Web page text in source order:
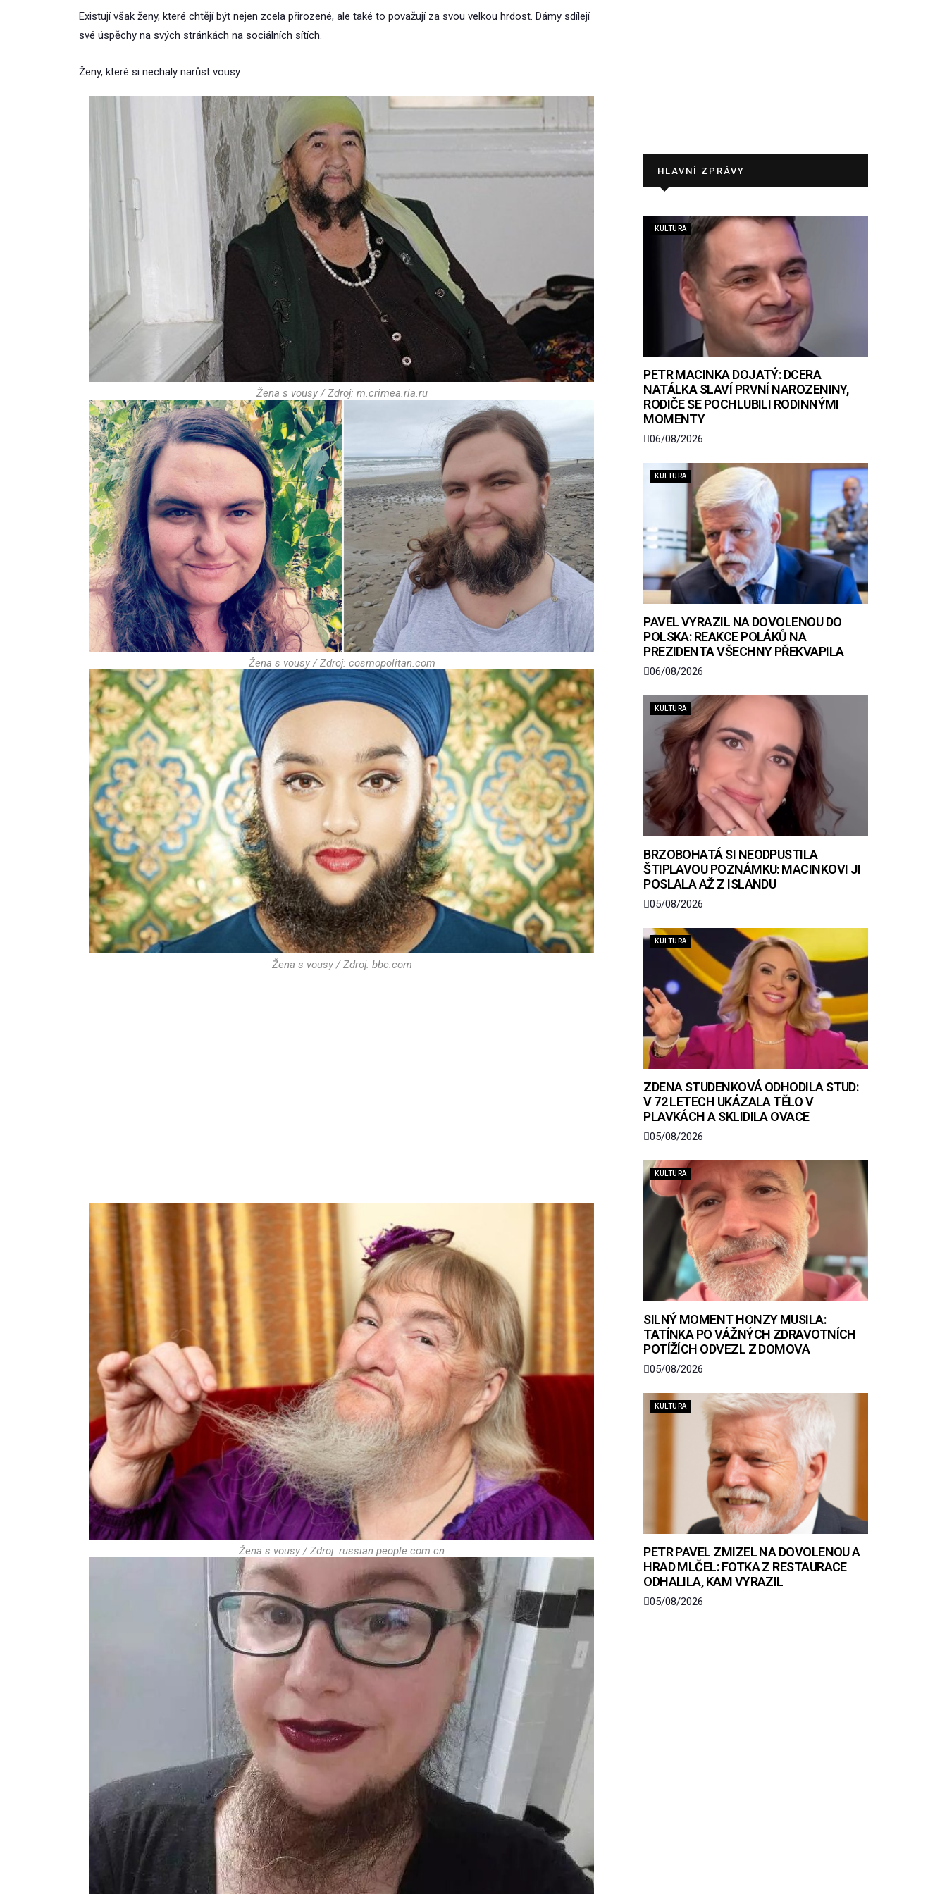
Existují však ženy, které chtějí být nejen zcela přirozené, ale také to považují za svou velkou hrdost. Dámy sdílejí
své úspěchy na svých stránkách na sociálních sítích.
Ženy, které si nechaly narůst vousy
Žena s vousy / Zdroj: m.crimea.ria.ru
Žena s vousy / Zdroj: cosmopolitan.com
Žena s vousy / Zdroj: bbc.com
Žena s vousy / Zdroj: russian.people.com.cn
HLAVNÍ ZPRÁVY
KULTURA
PETR MACINKA DOJATÝ: DCERA
NATÁLKA SLAVÍ PRVNÍ NAROZENINY,
RODIČE SE POCHLUBILI RODINNÝMI
MOMENTY
06/08/2026
KULTURA
PAVEL VYRAZIL NA DOVOLENOU DO
POLSKA: REAKCE POLÁKŮ NA
PREZIDENTA VŠECHNY PŘEKVAPILA
06/08/2026
KULTURA
BRZOBOHATÁ SI NEODPUSTILA
ŠTIPLAVOU POZNÁMKU: MACINKOVI JI
POSLALA AŽ Z ISLANDU
05/08/2026
KULTURA
ZDENA STUDENKOVÁ ODHODILA STUD:
V 72 LETECH UKÁZALA TĚLO V
PLAVKÁCH A SKLIDILA OVACE
05/08/2026
KULTURA
SILNÝ MOMENT HONZY MUSILA:
TATÍNKA PO VÁŽNÝCH ZDRAVOTNÍCH
POTÍŽÍCH ODVEZL Z DOMOVA
05/08/2026
KULTURA
PETR PAVEL ZMIZEL NA DOVOLENOU A
HRAD MLČEL: FOTKA Z RESTAURACE
ODHALILA, KAM VYRAZIL
05/08/2026